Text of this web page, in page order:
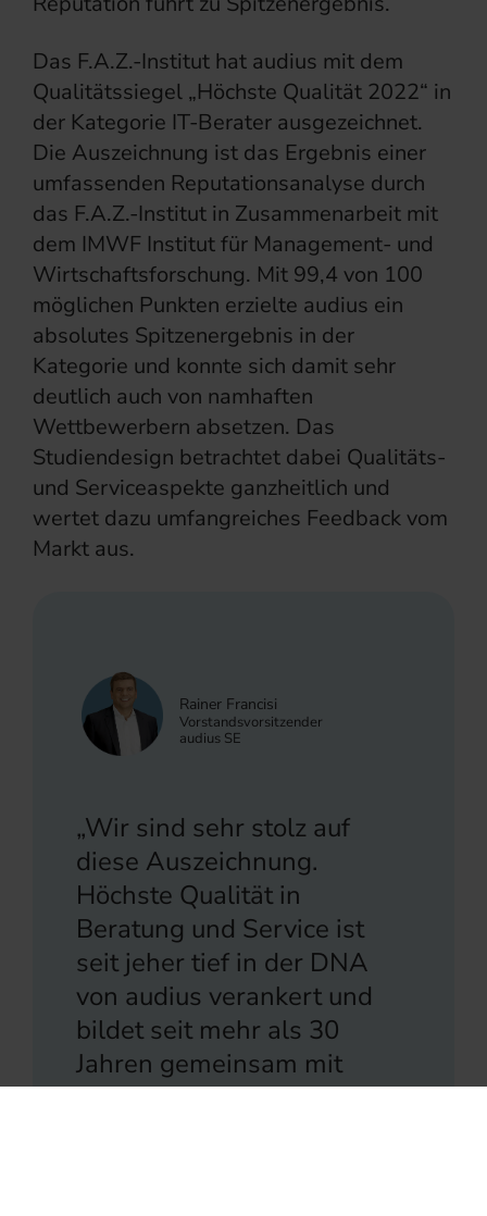
Das F.A.Z.-Institut hat audius mit dem
Qualitätssiegel „Höchste Qualität 2022“ in
der Kategorie IT-Berater ausgezeichnet.
Die Auszeichnung ist das Ergebnis einer
umfassenden Reputationsanalyse durch
das F.A.Z.-Institut in Zusammenarbeit mit
dem IMWF Institut für Management- und
Wirtschaftsforschung. Mit 99,4 von 100
möglichen Punkten erzielte audius ein
absolutes Spitzenergebnis in der
Kategorie und konnte sich damit sehr
deutlich auch von namhaften
Wettbewerbern absetzen. Das
Studiendesign betrachtet dabei Qualitäts-
und Serviceaspekte ganzheitlich und
wertet dazu umfangreiches Feedback vom
Markt aus.
Rainer Francisi
Vorstandsvorsitzender
audius SE
„Wir sind sehr stolz auf
diese Auszeichnung.
Höchste Qualität in
Beratung und Service ist
seit jeher tief in der DNA
von audius verankert und
bildet seit mehr als 30
Jahren gemeinsam mit
Innovationskraft und